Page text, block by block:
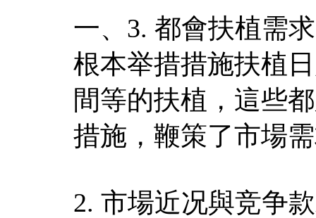
一、3. 都會扶植需
根本举措措施扶植
間等的扶植，這些
措施，鞭策了市場
2. 市場近况與竞争